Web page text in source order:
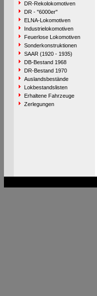
DR-Rekolokomotiven
DR - "6000er"
ELNA-Lokomotiven
Industrielokomotiven
Feuerlose Lokomotiven
Sonderkonstruktionen
SAAR (1920 - 1935)
DB-Bestand 1968
DR-Bestand 1970
Auslandsbestände
Lokbestandslisten
Erhaltene Fahrzeuge
Zerlegungen